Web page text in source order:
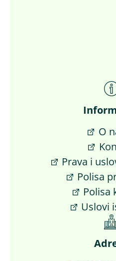
O
Prava i
Polisa
Polisa
Uslovi